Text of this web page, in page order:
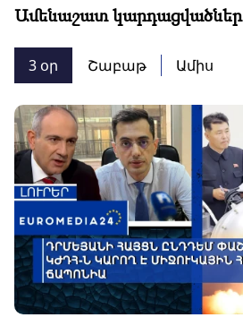
Ամենաշատ կարդացվածներ
3 օր Շաբաթ Ամիս